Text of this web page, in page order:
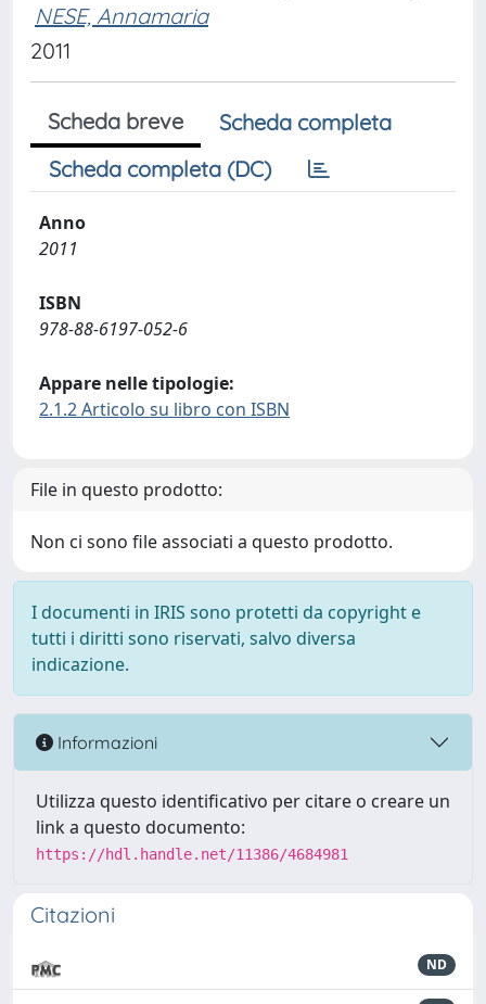
NESE, Annamaria
2011
Scheda breve
Scheda completa
Scheda completa (DC)
Anno
2011
ISBN
978-88-6197-052-6
Appare nelle tipologie:
2.1.2 Articolo su libro con ISBN
File in questo prodotto:
Non ci sono file associati a questo prodotto.
I documenti in IRIS sono protetti da copyright e
tutti i diritti sono riservati, salvo diversa
indicazione.
Informazioni
Utilizza questo identificativo per citare o creare un
link a questo documento:
https://hdl.handle.net/11386/4684981
Citazioni
ND